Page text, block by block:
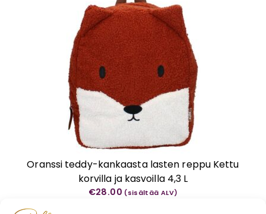
Oranssi teddy-kankaasta lasten reppu Kettu
korvilla ja kasvoilla 4,3 L
€28.00 (sisältää ALV)